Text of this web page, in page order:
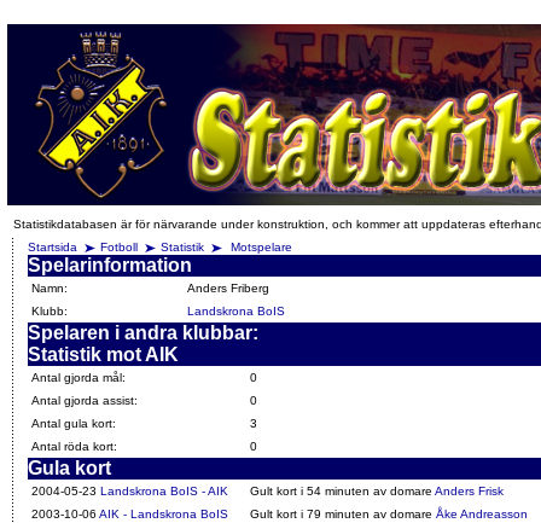
Statistikdatabasen är för närvarande under konstruktion, och kommer att uppdateras
Startsida
Fotboll Statistik Motspelare
Spelarinformation
Namn:
Anders Friberg
Klubb:
Landskrona BoIS
Spelaren i andra klubbar:
Statistik mot AIK
Antal gjorda mål:
0
Antal gjorda assist:
0
Antal gula kort:
3
Antal röda kort:
0
Gula kort
2004-05-23 Landskrona BoIS - AIK Gult kort i 54 minuten av domare Anders Frisk
2003-10-06 AIK - Landskrona BoIS Gult kort i 79 minuten av domare Åke Andreasson